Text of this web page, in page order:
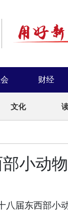
财经
文化
小动
八届东西部